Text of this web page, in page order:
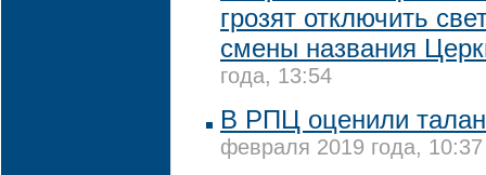
грозят отключить
смены названия
года, 13:54
В РПЦ оценили
февраля 2019 года, 10:37